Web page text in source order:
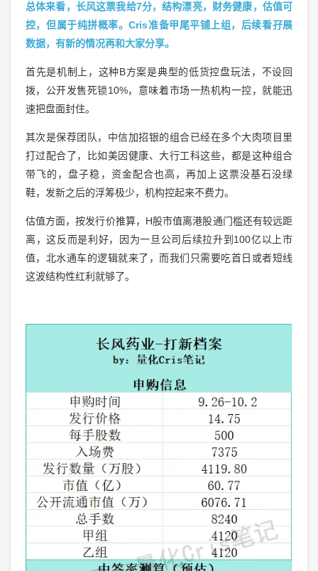
总体来看，长风这票我给7分，结构漂亮，财务健康，估值可
控，但属于纯拼概率。Cris准备甲尾平铺上组，后续看孖展
数据，有新的情况再和大家分享。
首先是机制上，这种B方案是典型的低货控盘玩法，不设回
拨，公开发售死锁10%，意味着市场一热机构一控，就能迅
速把盘面封住。
其次是保荐团队，中信加招银的组合已经在多个大肉项目里
打过配合了，比如美因健康、大行工科这些，都是这种组合
带飞的，盘子稳，资金配合也高，再加上这票没基石没绿
鞋，发新之后的浮筹极少，机构控起来不费力。
估值方面，按发行价推算，H股市值离港股通门槛还有较远距
离，这反而是利好，因为一旦公司后续拉升到100亿以上市
值，北水通车的逻辑就来了，而我们只需要吃首日或者短线
这波结构性红利就够了。